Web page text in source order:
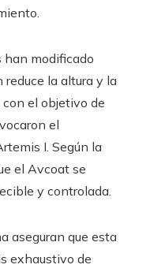
han modificado
la altura y la
el objetivo de
el
I. Según la
el Avcoat se
y controlada.
aseguran que esta
exhaustivo de